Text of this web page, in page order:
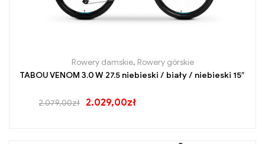
Rowery damskie, Rowery górskie
TABOU VENOM 3.0 W 27.5 niebieski / biały / niebieski 15″
2.079,00zł 2.029,00zł